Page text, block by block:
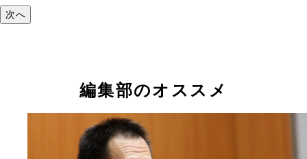
次へ
編集部のオススメ